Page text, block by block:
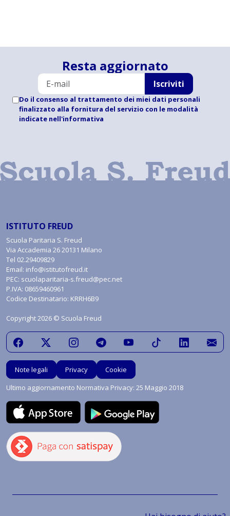
Resta aggiornato
Iscriviti
Do il consenso al trattamento dei miei dati personali
finalizzato alla fornitura del servizio con le modalità
indicate nell'informativa
ISTITUTO FREUD
Scuola Paritaria S. Freud
Via Accademia 26 20131 Milano
Tel 02.29409829
Email: info@istitutofreud.it
PEC: scuolaparitaria-s.freud@pec.net
P.IVA: 08659460961
Codice Destinatario: KRRH6B9
Copyright 2026 © Scuola Freud
Note legali Privacy
Cookie
Ultimo aggiornamento Normativa Privacy: 25 Maggio 2018